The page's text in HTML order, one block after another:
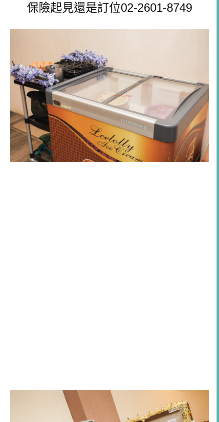
保險起見還是訂位02-2601-8749